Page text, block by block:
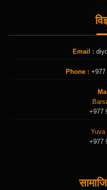
Email :
Phone : +977
+977
Yuva
+977